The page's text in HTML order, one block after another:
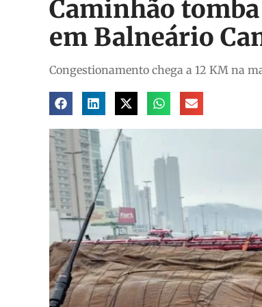
Caminhão
em Balneário
Congestionamento chega a 12 KM na